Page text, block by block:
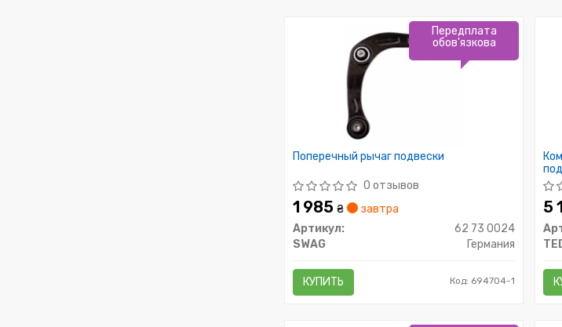
Поперечный рычаг подвески
0 отзывов
1 985 ₴
завтра
Артикул:
62 73 0024
SWAG
Германия
КУПИТЬ Код: 694704-1
Передплата
обов'язкова
5